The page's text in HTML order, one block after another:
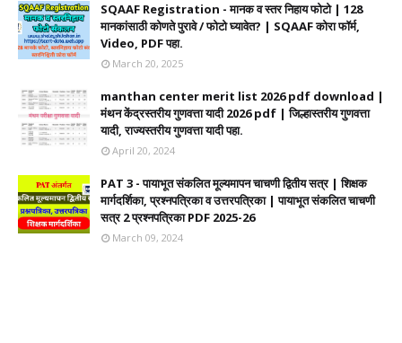
SQAAF Registration - मानक व स्तर निहाय फोटो | 128
मानकांसाठी कोणते पुरावे / फोटो घ्यावेत? | SQAAF कोरा फॉर्म,
Video, PDF पहा.
March 20, 2025
manthan center merit list 2026 pdf download |
मंथन केंद्रस्तरीय गुणवत्ता यादी 2026 pdf | जिल्हास्तरीय गुणवत्ता
यादी, राज्यस्तरीय गुणवत्ता यादी पहा.
April 20, 2024
PAT 3 - पायाभूत संकलित मूल्यमापन चाचणी द्वितीय सत्र | शिक्षक
मार्गदर्शिका, प्रश्नपत्रिका व उत्तरपत्रिका | पायाभूत संकलित चाचणी
सत्र 2 प्रश्नपत्रिका PDF 2025-26
March 09, 2024